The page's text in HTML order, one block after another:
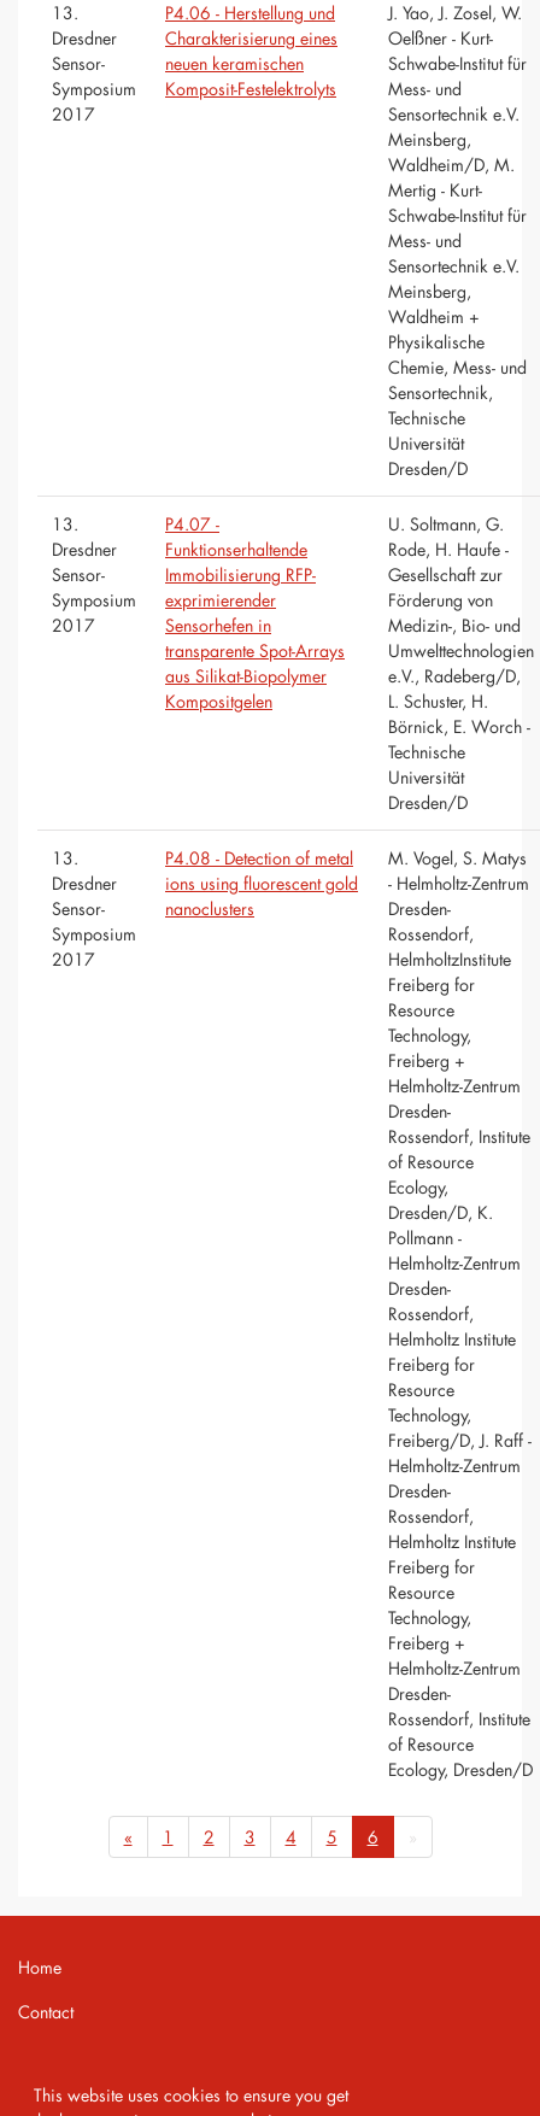
This website uses cookies to ensure you get
13.
Dresdner
Sensor-
Symposium
2017
P4.06 - Herstellung und
Charakterisierung eines
neuen keramischen
Komposit-Festelektrolyts
J. Yao, J. Zosel, W.
Oelßner - Kurt-
Schwabe-Institut für
Mess- und
Sensortechnik e.V.
Meinsberg,
Waldheim/D, M.
Mertig - Kurt-
Schwabe-Institut für
Mess- und
Sensortechnik e.V.
Meinsberg,
Waldheim +
Physikalische
Chemie, Mess- und
Sensortechnik,
Technische
Universität
Dresden/D
13.
Dresdner
Sensor-
Symposium
2017
P4.07 -
Funktionserhaltende
Immobilisierung RFP-
exprimierender
Sensorhefen in
transparente Spot-Arrays
aus Silikat-Biopolymer
Kompositgelen
U. Soltmann, G.
Rode, H. Haufe -
Gesellschaft zur
Förderung von
Medizin-, Bio- und
Umwelttechnologien
e.V., Radeberg/D,
L. Schuster, H.
Börnick, E. Worch -
Technische
Universität
Dresden/D
13.
Dresdner
Sensor-
Symposium
2017
P4.08 - Detection of metal
ions using fluorescent gold
nanoclusters
M. Vogel, S. Matys
- Helmholtz-Zentrum
Dresden-
Rossendorf,
HelmholtzInstitute
Freiberg for
Resource
Technology,
Freiberg +
Helmholtz-Zentrum
Dresden-
Rossendorf, Institute
of Resource
Ecology,
Dresden/D, K.
Pollmann -
Helmholtz-Zentrum
Dresden-
Rossendorf,
Helmholtz Institute
Freiberg for
Resource
Technology,
Freiberg/D, J. Raff -
Helmholtz-Zentrum
Dresden-
Rossendorf,
Helmholtz Institute
Freiberg for
Resource
Technology,
Freiberg +
Helmholtz-Zentrum
Dresden-
Rossendorf, Institute
of Resource
Ecology, Dresden/D
« 1 2 3 4 5 6 »
Home
Contact
Privacy Policy